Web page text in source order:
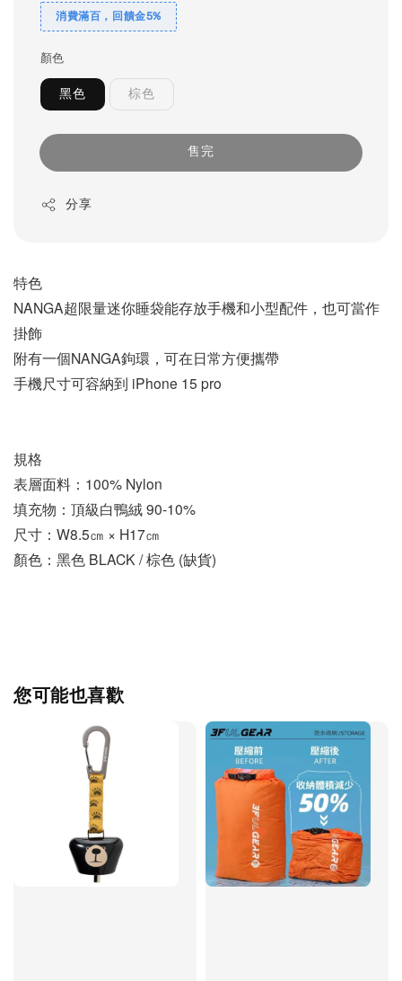
消費滿百，回饋金5%
顏色
黑色 棕色
售完
分享
特色
NANGA超限量迷你睡袋能存放手機和小型配件，也可當作
掛飾
附有一個NANGA鉤環，可在日常方便攜帶
手機尺寸可容納到 iPhone 15 pro
規格
表層面料：100% Nylon
填充物：頂級白鴨絨 90-10%
尺寸：W8.5㎝ × H17㎝
顏色：黑色 BLACK / 棕色 (缺貨)
您可能也喜歡